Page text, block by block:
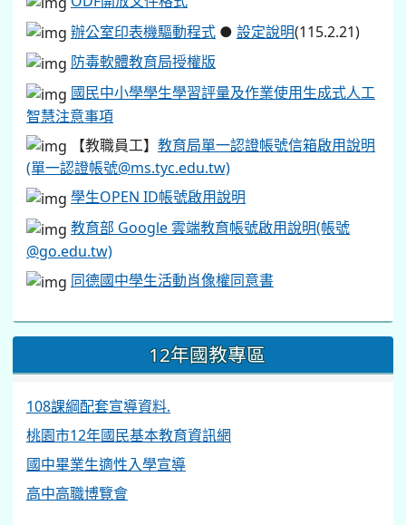
辦公室印表機驅動程式 ● 設定說明(115.2.21)
防毒軟體教育局授權版
國民中小學學生學習評量及作業使用生成式人工
智慧注意事項
【教職員工】 教育局單一認證帳號信箱啟用說明
(單一認證帳號@ms.tyc.edu.tw)
學生OPEN ID帳號啟用說明
教育部 Google 雲端教育帳號啟用說明(帳號
@go.edu.tw)
同德國中學生活動肖像權同意書
12年國教專區
108課綱配套宣導資料.
桃園市12年國民基本教育資訊網
國中畢業生適性入學宣導
高中高職博覽會